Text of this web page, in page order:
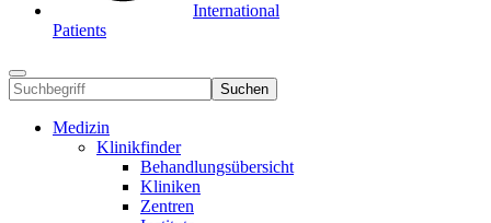
International
Patients
Suchen
Medizin
Klinikfinder
Behandlungsübersicht
Kliniken
Zentren